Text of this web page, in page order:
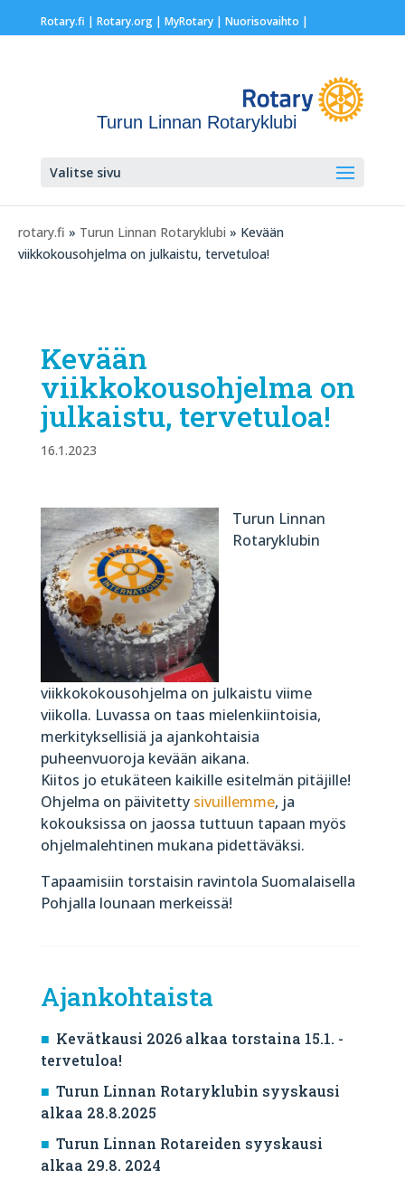
Rotary.fi | Rotary.org| MyRotary | Nuorisovaihto |
Turun Linnan Rotaryklubi
Valitse sivu
rotary.fi » Turun Linnan Rotaryklubi » Kevään
viikkokousohjelma on julkaistu, tervetuloa!
Kevään
viikkokousohjelma on
julkaistu, tervetuloa!
16.1.2023
Turun Linnan
Rotaryklubin
viikkokokousohjelma on julkaistu viime
viikolla. Luvassa on taas mielenkiintoisia,
merkityksellisiä ja ajankohtaisia
puheenvuoroja kevään aikana.
Kiitos jo etukäteen kaikille esitelmän pitäjille!
Ohjelma on päivitetty sivuillemme, ja
kokouksissa on jaossa tuttuun tapaan myös
ohjelmalehtinen mukana pidettäväksi.
Tapaamisiin torstaisin ravintola Suomalaisella
Pohjalla lounaan merkeissä!
Ajankohtaista
Kevätkausi 2026 alkaa torstaina 15.1. -
tervetuloa!
Turun Linnan Rotaryklubin syyskausi
alkaa 28.8.2025
Turun Linnan Rotareiden syyskausi
alkaa 29.8. 2024